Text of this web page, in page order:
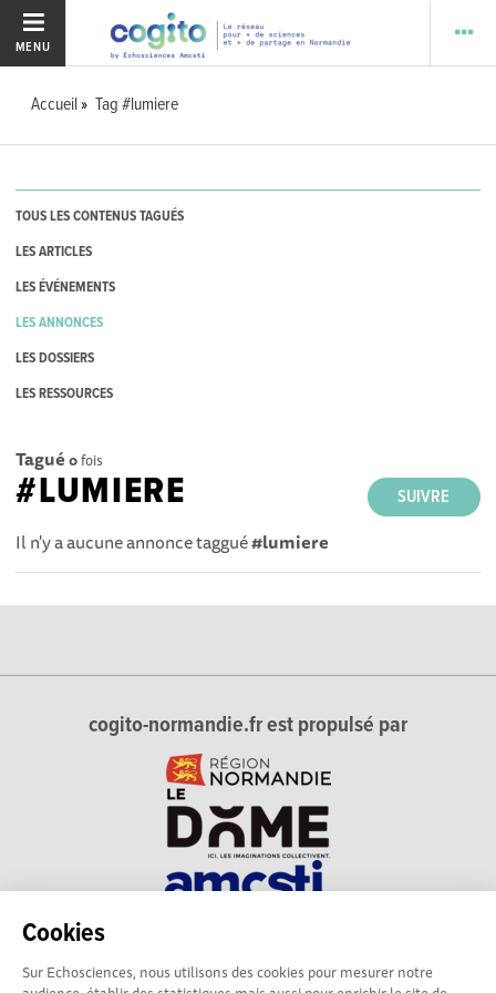
Cookies
Sur Echosciences, nous utilisons des cookies pour mesurer notre
MENU
Accueil Tag #lumiere
TOUS LES CONTENUS TAGUÉS
LES ARTICLES
LES ÉVÉNEMENTS
LES ANNONCES
LES DOSSIERS
LES RESSOURCES
Tagué 0fois
SUIVRE
#LUMIERE
Il n'y a aucune annonce taggué#lumiere
cogito-normandie.fr est propulsé par
technique et du dialogue science-société en Normandie.